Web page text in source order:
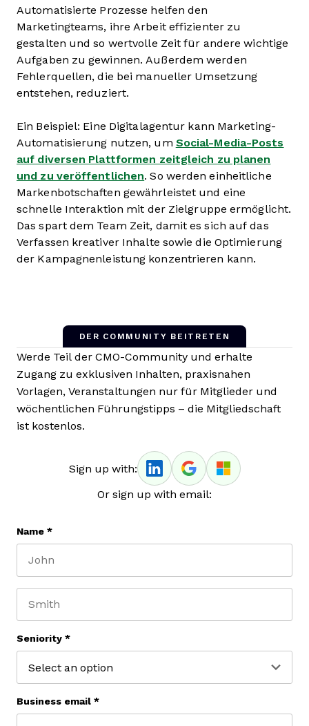
Automatisierte Prozesse helfen den
Marketingteams, ihre Arbeit effizienter zu
gestalten und so wertvolle Zeit für andere wichtige
Aufgaben zu gewinnen. Außerdem werden
Fehlerquellen, die bei manueller Umsetzung
entstehen, reduziert.
Ein Beispiel: Eine Digitalagentur kann Marketing-
Automatisierung nutzen, um Social-Media-Posts
auf diversen Plattformen zeitgleich zu planen
und zu veröffentlichen. So werden einheitliche
Markenbotschaften gewährleistet und eine
schnelle Interaktion mit der Zielgruppe ermöglicht.
Das spart dem Team Zeit, damit es sich auf das
Verfassen kreativer Inhalte sowie die Optimierung
der Kampagnenleistung konzentrieren kann.
DER COMMUNITY BEITRETEN
Werde Teil der CMO-Community und erhalte
Zugang zu exklusiven Inhalten, praxisnahen
Vorlagen, Veranstaltungen nur für Mitglieder und
wöchentlichen Führungstipps – die Mitgliedschaft
ist kostenlos.
Sign up with:
Or sign up with email:
Name *
Seniority *
Business email *